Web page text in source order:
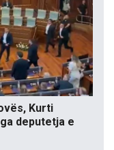
Kurti
deputetja e